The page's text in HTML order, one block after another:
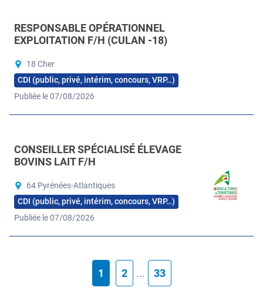
RESPONSABLE OPÉRATIONNEL
EXPLOITATION F/H (CULAN -18)
18 Cher
CDI (public, privé, intérim, concours, VRP…)
Publiée le 07/08/2026
CONSEILLER SPÉCIALISÉ ÉLEVAGE
BOVINS LAIT F/H
64 Pyrénées-Atlantiques
CDI (public, privé, intérim, concours, VRP…)
Publiée le 07/08/2026
1 2 ... 33